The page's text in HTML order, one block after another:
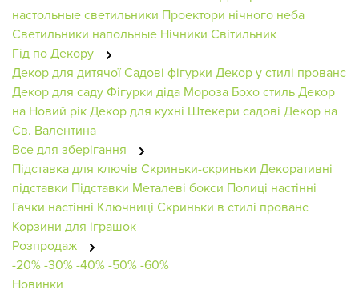
настольные светильники Проектори нічного неба
Светильники напольные Нічники Світильник
Гід по Декору
Декор для дитячоїСадові фігурки Декор у стилі прованс
Декор для садуФігурки діда Мороза Бохо стильДекор
на Новий рікДекор для кухні Штекери садові Декор на
Св. Валентина
Все для зберігання
Підставка для ключів Скриньки-скриньки Декоративні
підставки Підставки Металеві бокси Полиці настінні
Гачки настінні Ключниці Скриньки в стилі прованс
Корзини для іграшок
Розпродаж
-20%-30%-40%-50%-60%
Новинки